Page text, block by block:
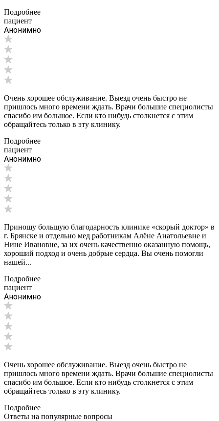
Подробнее
пациент
Анонимно
Очень хорошее обслуживание. Выезд очень быстро не
пришлось много времени ждать. Врачи большие специолисты
спасибо им большое. Если кто нибудь столкнется с этим
обращайтесь только в эту клинику.
Подробнее
пациент
Анонимно
Приношу большую благодарность клинике «скорый доктор» в
г. Брянске и отдельно мед работникам Алёне Анатольевне и
Нине Ивановне, за их очень качественно оказанную помощь,
хороший подход и очень добрые сердца. Вы очень помогли
нашей...
Подробнее
пациент
Анонимно
Очень хорошее обслуживание. Выезд очень быстро не
пришлось много времени ждать. Врачи большие специолисты
спасибо им большое. Если кто нибудь столкнется с этим
обращайтесь только в эту клинику.
Подробнее
Ответы на популярные вопросы